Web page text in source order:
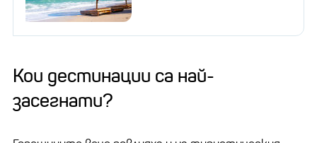
Кои дестинации са най-
засегнати?